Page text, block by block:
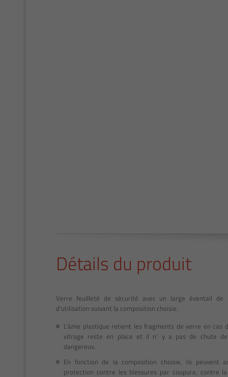
Détails du produit
Verre feuilleté de sécurité avec un large éventail de
d'utilisation suivant la composition choisie.
L'âme plastique retient les fragments de verre en cas
vitrage reste en place et il n' y a pas de chute de
dangereux.
En fonction de la composition choisie, ils peuvent
protection contre les blessures par coupure, contre